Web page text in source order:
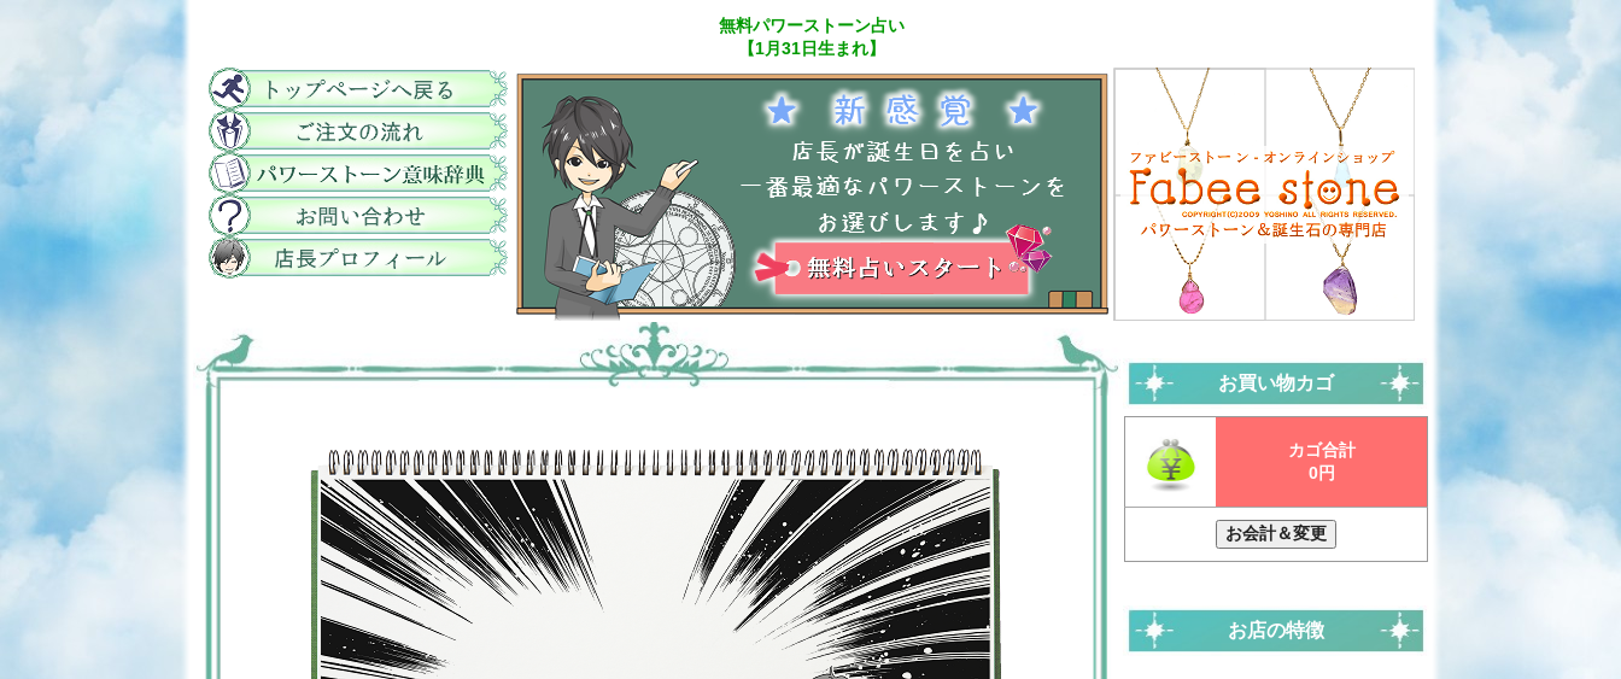
無料パワーストーン占い
【1月31日生まれ】
お買い物カゴ
カゴ合計
0円
お店の特徴